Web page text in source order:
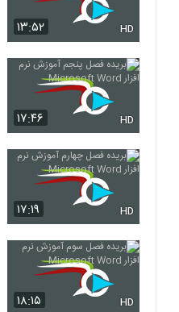
۱۳:۵۲ HD
۱۷:۴۶ HD
۱۷:۱۹ HD
۱۸:۱۵ HD